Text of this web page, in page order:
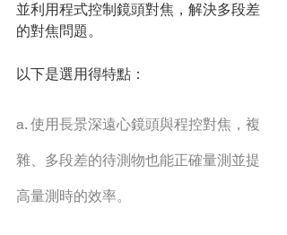
並利⽤程式控制鏡頭對焦，解決多段差
的對焦問題。
以下是選⽤得特點：
a. 使⽤長景深遠⼼鏡頭與程控對焦，複
雜、多段差的待測物也能正確量測並提
⾼量測時的效率。